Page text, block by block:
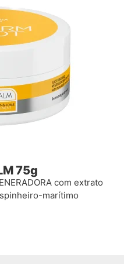
75g
com extrato
marítimo